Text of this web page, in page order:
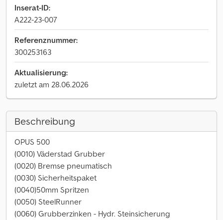
Inserat-ID:
A222-23-007
Referenznummer:
300253163
Aktualisierung:
zuletzt am 28.06.2026
Beschreibung
OPUS 500
(0010) Väderstad Grubber
(0020) Bremse pneumatisch
(0030) Sicherheitspaket
(0040)50mm Spritzen
(0050) SteelRunner
(0060) Grubberzinken - Hydr. Steinsicherung